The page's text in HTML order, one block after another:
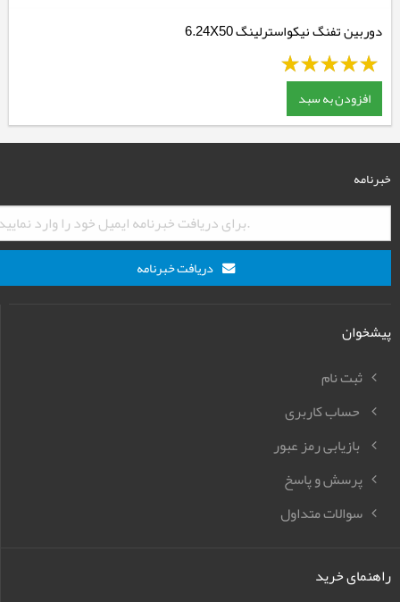
دوربین تفنگ نیکواسترلینگ 6.24X50
افزودن به سبد
خبرنامه
دریافت خبرنامه
پیشخوان
ثبت نام
حساب کاربری
بازیابی رمز عبور
پرسش و پاسخ
سوالات متداول
راهنمای خرید